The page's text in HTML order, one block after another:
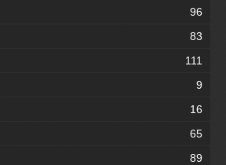
96
83
111
9
16
65
89